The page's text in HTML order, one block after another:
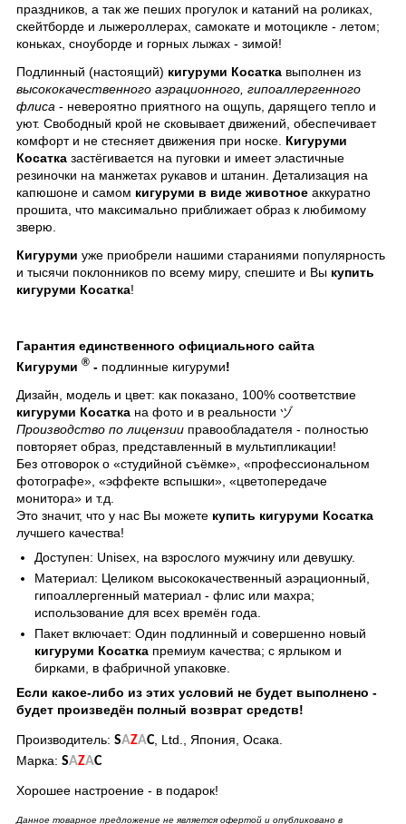
праздников, а так же пеших прогулок и катаний на роликах,
скейтборде и лыжероллерах, самокате и мотоцикле - летом;
коньках, сноуборде и горных лыжах - зимой!
Подлинный (настоящий) кигуруми Косатка выполнен из
высококачественного аэрационного, гипоаллергенного
флиса - невероятно приятного на ощупь, дарящего тепло и
уют. Свободный крой не сковывает движений, обеспечивает
комфорт и не стесняет движения при носке. Кигуруми
Косатка застёгивается на пуговки и имеет эластичные
резиночки на манжетах рукавов и штанин. Детализация на
капюшоне и самом кигуруми в виде животное аккуратно
прошита, что максимально приближает образ к любимому
зверю.
Кигуруми уже приобрели нашими стараниями популярность
и тысячи поклонников по всему миру, спешите и Вы купить
кигуруми Косатка!
Гарантия единственного официального сайта
Кигуруми ® - подлинные кигуруми!
Дизайн, модель и цвет: как показано, 100% соответствие
кигуруми Косатка на фото и в реальности ヅ
Производство по лицензии правообладателя - полностью
повторяет образ, представленный в мультипликации!
Без отговорок о «студийной съёмке», «профессиональном
фотографе», «эффекте вспышки», «цветопередаче
монитора» и т.д.
Это значит, что у нас Вы можете купить кигуруми Косатка
лучшего качества!
Доступен: Unisex, на взрослого мужчину или девушку.
Материал: Целиком высококачественный аэрационный,
гипоаллергенный материал - флис или махра;
использование для всех времён года.
Пакет включает: Один подлинный и совершенно новый
кигуруми Косатка премиум качества; с ярлыком и
бирками, в фабричной упаковке.
Если какое-либо из этих условий не будет выполнено -
будет произведён полный возврат средств!
Производитель: SAZAC, Ltd., Япония, Осака.
Марка: SAZAC
Хорошее настроение - в подарок!
Данное товарное предложение не является офертой и опубликовано в